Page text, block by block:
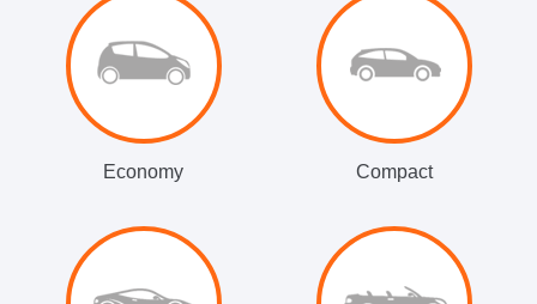
Economy Compact